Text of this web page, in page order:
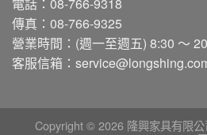
傳真：08-766-9325
營業時間：(週一至週五) 8:30 ～
客服信箱：
Copyright © 2026 隆興家具有限公